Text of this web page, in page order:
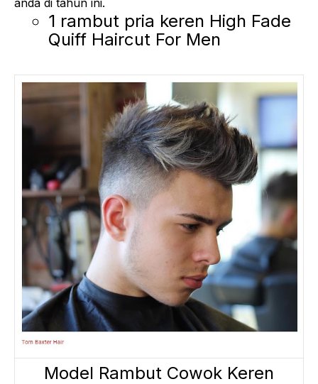
anda di tahun ini.
1 rambut pria keren High Fade
Quiff Haircut For Men
Model Rambut Cowok Keren